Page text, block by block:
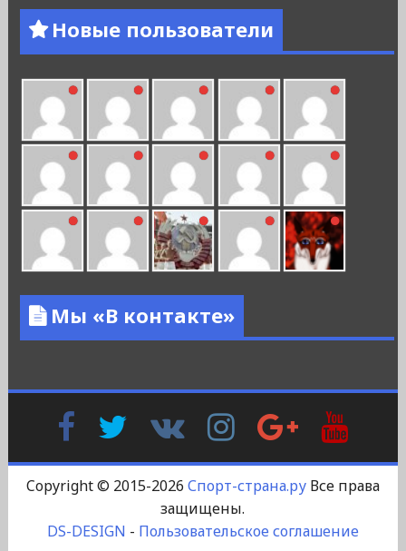
Новые пользователи
Мы «В контакте»
FacebookTwitter
Контакте
InstagramGoogle
Plus
Copyright © 2015-2026 Спорт-страна.руВсе права
защищены.
DS-DESIGN - Пользовательское соглашение